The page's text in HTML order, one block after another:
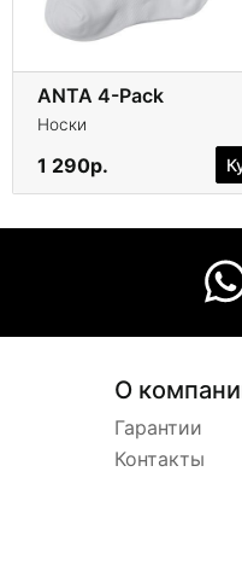
ANTA 4-Pack
Носки
1 290р.
О
Гарантии
Контакты